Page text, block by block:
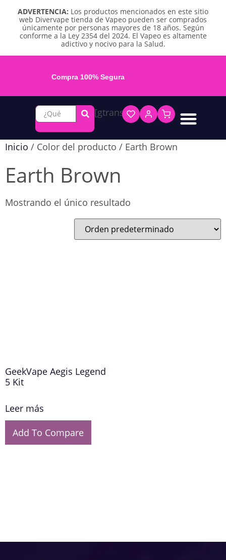
ADVERTENCIA: Los productos mencionados en este sitio
web Divervape tienda de Vapeo pueden ser comprados
únicamente por personas mayores de 18 años. Según
conforme a la Ley 2354 del 2024. El Vapeo es altamente
adictivo y nocivo para la Salud.
Compra 100% Segura
[gtranslate]
Inicio / Color del producto / Earth Brown
Earth Brown
Mostrando el único resultado
GeekVape Aegis Legend
5 Kit
Leer más
Add To Compare